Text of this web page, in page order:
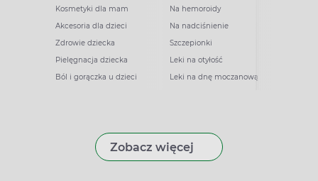
Kosmetyki dla mam
Akcesoria dla dzieci
Zdrowie dziecka
Pielęgnacja dziecka
Ból i gorączka u dzieci
Na hemoroidy
Na nadciśnienie
Szczepionki
Leki na otyłość
Leki na dnę moczanową
Zobacz więcej